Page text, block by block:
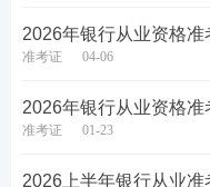
有误，则及时联系
银行从业
2026年银行从业资格准
准考证 04-06
2026年银行从业资格准
准考证 01-23
2026上半年银行从业